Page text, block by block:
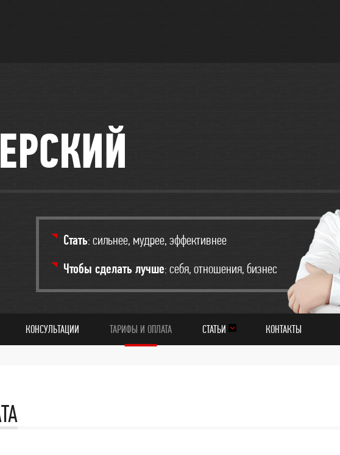
Стать: сильнее, мудрее, эффективнее
Чтобы сделать лучше: себя, отношения, бизнес
КОНСУЛЬТАЦИИ ТАРИФЫ И ОПЛАТА СТАТЬИ КОНТАКТЫ